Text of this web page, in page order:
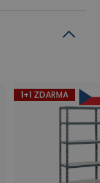
1+1 ZDARMA